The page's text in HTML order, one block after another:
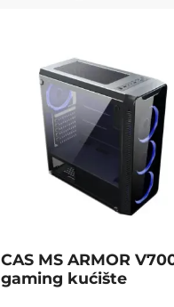
CAS MS ARMOR
gaming kućište